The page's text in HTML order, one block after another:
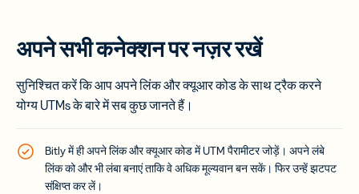
अपने सभी कनेक्शन पर नज़र रखें
सुनिश्चित करें कि आप अपने लिंक और क्यूआर कोड के साथ ट्रैक करने
योग्य UTMs के बारे में सब कुछ जानते हैं।
Bitly में ही अपने लिंक और क्यूआर कोड में UTM पैरामीटर जोड़ें। अपने लंबे
लिंक को और भी लंबा बनाएं ताकि वे अधिक मूल्यवान बन सकें। फिर उन्हें झटपट
संक्षिप्त कर लें।